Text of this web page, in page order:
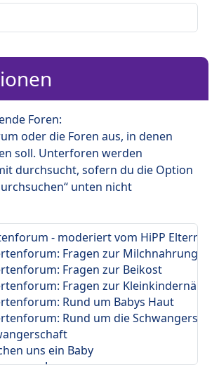
Foren:
oder die Foren aus, in denen
soll. Unterforen werden
durchsucht, sofern du die Option
unten nicht